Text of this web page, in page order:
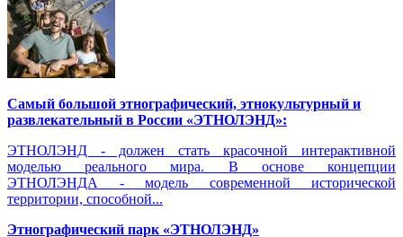
Самый большой этнографический, этнокультурный и
развлекательный в России «ЭТНОЛЭНД»:
ЭТНОЛЭНД - должен стать красочной интерактивной
моделью реального мира. В основе концепции
ЭТНОЛЭНДА - модель современной исторической
территории, способной...
Этнографический парк «ЭТНОЛЭНД»